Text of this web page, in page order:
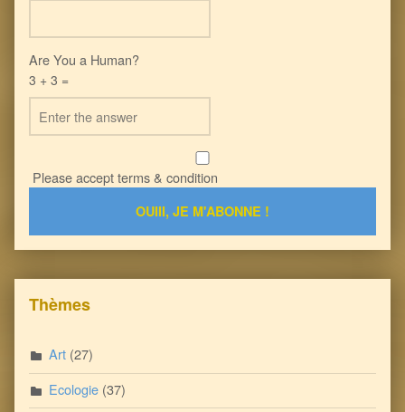
Are You a Human?
3 + 3 =
Please accept terms & condition
Thèmes
Art (27)
Ecologie (37)